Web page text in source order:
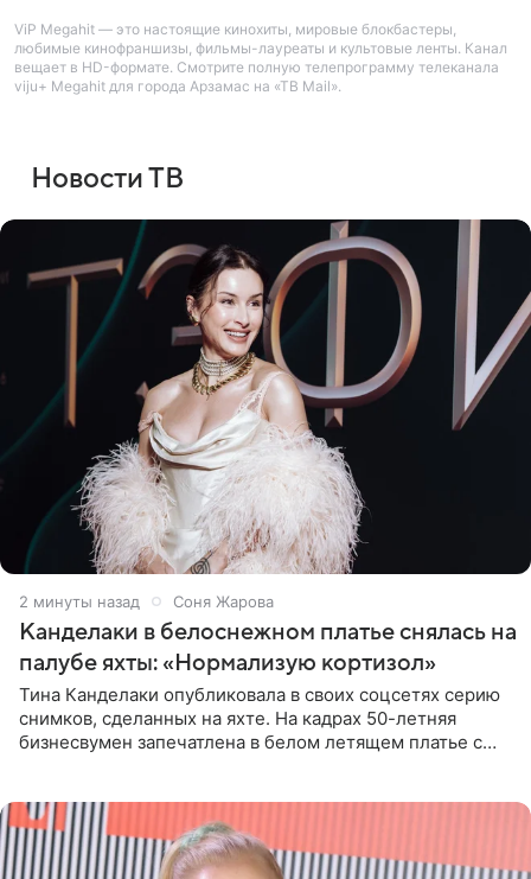
ViP Megahit — это настоящие кинохиты, мировые блокбастеры,
любимые кинофраншизы, фильмы-лауреаты и культовые ленты. Канал
вещает в HD-формате. Смотрите полную телепрограмму телеканала
viju+ Megahit для города Арзамас на «ТВ Mail».
Новости ТВ
2 минуты назад Соня Жарова
Канделаки в белоснежном платье снялась на
палубе яхты: «Нормализую кортизол»
Тина Канделаки опубликовала в своих соцсетях серию
снимков, сделанных на яхте. На кадрах 50-летняя
бизнесвумен запечатлена в белом летящем платье с